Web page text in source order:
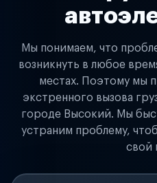
Мы понимаем, что
возникнуть в любое
местах. Поэтому мы
экстренного вызова
городе Высокий. Мы
устраним проблему,
свой